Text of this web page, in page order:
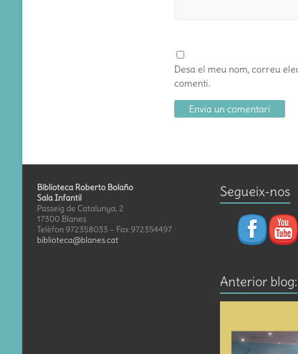
Desa el meu nom, correu
comenti.
Biblioteca Roberto Bolaño
Sala Infantil
Passeig de Catalunya, 2
17300 Blanes
Telèfon 972358033 – Fax 972354497
biblioteca@blanes.cat
Segueix-nos
Anterior blog: